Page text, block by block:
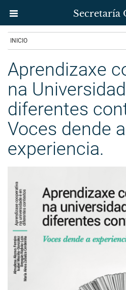
principal
Secretaría
Secretaría
Uvigo
INICIO
Aprendizaxe
na
diferentes
Voces dende a
experiencia.